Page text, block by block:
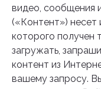
видео, сообщения
(«Контент») несет
которого получен
загружать,
контент из
вашему запросу.